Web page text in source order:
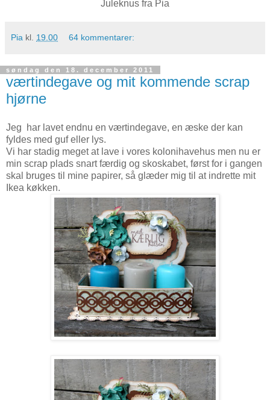
Juleknus fra Pia
Pia kl. 19.00 64 kommentarer:
søndag den 18. december 2011
værtindegave og mit kommende scrap
hjørne
Jeg har lavet endnu en værtindegave, en æske der kan
fyldes med guf eller lys.
Vi har stadig meget at lave i vores kolonihavehus men nu er
min scrap plads snart færdig og skoskabet, først for i gangen
skal bruges til mine papirer, så glæder mig til at indrette mit
Ikea køkken.